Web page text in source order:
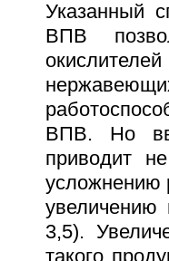
Указанный
ВПВ
ВПВ. Но
приводит
усложнению
увеличению
3,5).